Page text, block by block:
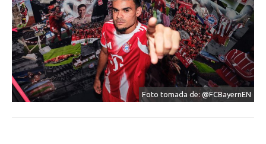
Foto tomada de: @FCBayernEN